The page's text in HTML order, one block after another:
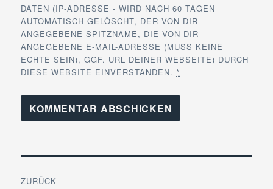
DATEN (IP-ADRESSE - WIRD NACH 60 TAGEN
AUTOMATISCH GELÖSCHT, DER VON DIR
ANGEGEBENE SPITZNAME, DIE VON DIR
ANGEGEBENE E-MAIL-ADRESSE (MUSS KEINE
ECHTE SEIN), GGF. URL DEINER WEBSEITE) DURCH
DIESE WEBSITE EINVERSTANDEN.*
ZURÜCK